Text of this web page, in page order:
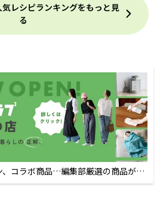
レシピランキングをもっと見
る
、コラボ商品…編集部厳選の商品が買